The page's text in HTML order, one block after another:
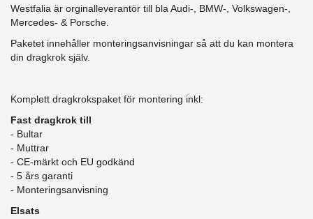
Westfalia är orginalleverantör till bla Audi-, BMW-, Volkswagen-,
Mercedes- & Porsche.
Paketet innehåller monteringsanvisningar så att du kan montera
din dragkrok själv.
Komplett dragkrokspaket för montering inkl:
Fast dragkrok till
- Bultar
- Muttrar
- CE-märkt och EU godkänd
​- 5 års garanti
- Monteringsanvisning
Elsats